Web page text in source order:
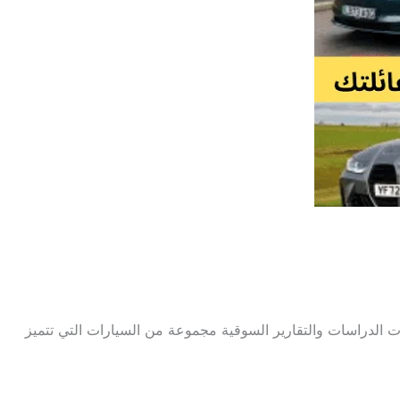
من العناصر الأساسية في حياة الأسر الحديثة، حيث توفر الراحة والمساحات اللازمة للتنقل. في عام 2024، أبرزت الدراسات والتقارير السوقية مجموعة من السيارات التي تتميز